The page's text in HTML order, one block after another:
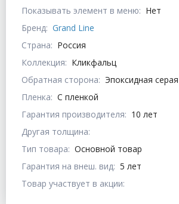
Показывать элемент в меню: Нет
Бренд: Grand Line
Страна: Россия
Коллекция: Кликфальц
Обратная сторона: Эпоксидная серая
Пленка: С пленкой
Гарантия производителя: 10 лет
Другая толщина:
Тип товара: Основной товар
Гарантия на внеш. вид: 5 лет
Товар участвует в акции: